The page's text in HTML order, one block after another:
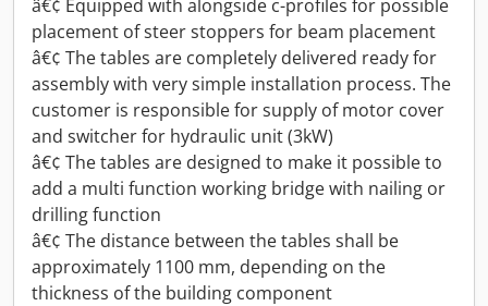
â€¢ Equipped with alongside c-profiles for possible
placement of steer stoppers for beam placement
â€¢ The tables are completely delivered ready for
assembly with very simple installation process. The
customer is responsible for supply of motor cover
and switcher for hydraulic unit (3kW)
â€¢ The tables are designed to make it possible to
add a multi function working bridge with nailing or
drilling function
â€¢ The distance between the tables shall be
approximately 1100 mm, depending on the
thickness of the building component